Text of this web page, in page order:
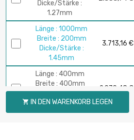
Dicke/Stärke :
1.27mm
Länge : 1000mm
Breite : 200mm
Dicke/Stärke :
1.45mm
3.713,16 €
Länge : 400mm
Breite : 400mm
Dicke/Stärke :
1.45mm
2.970,48 €
 IN DEN WARENKORB LEGEN